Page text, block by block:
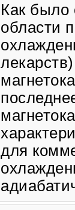
Как было
области
для